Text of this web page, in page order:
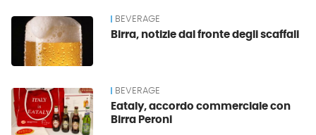
BEVERAGE
Birra, notizie dal fronte degli scaffali
BEVERAGE
Eataly, accordo commerciale con
Birra Peroni